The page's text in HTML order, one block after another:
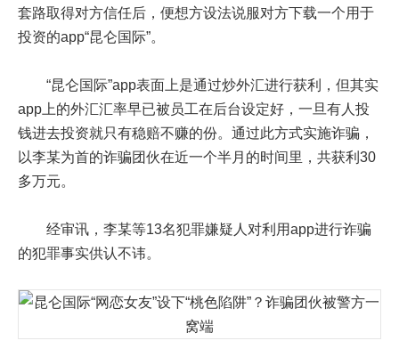
套路取得对方信任后，便想方设法说服对方下载一个用于
投资的app“昆仑国际”。
“昆仑国际”app表面上是通过炒外汇进行获利，但其实
app上的外汇汇率早已被员工在后台设定好，一旦有人投
钱进去投资就只有稳赔不赚的份。通过此方式实施诈骗，
以李某为首的诈骗团伙在近一个半月的时间里，共获利30
多万元。
经审讯，李某等13名犯罪嫌疑人对利用app进行诈骗
的犯罪事实供认不讳。